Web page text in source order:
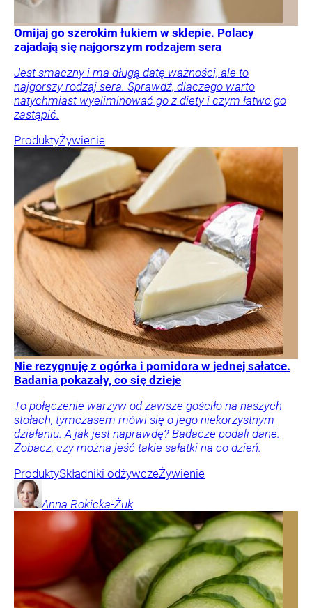
Omijaj go szerokim łukiem w sklepie. Polacy
zajadają się najgorszym rodzajem sera
Jest smaczny i ma długą datę ważności, ale to
najgorszy rodzaj sera. Sprawdź, dlaczego warto
natychmiast wyeliminować go z diety i czym łatwo go
zastąpić.
ProduktyŻywienie
Nie rezygnuję z ogórka i pomidora w jednej sałatce.
Badania pokazały, co się dzieje
To połączenie warzyw od zawsze gościło na naszych
stołach, tymczasem mówi się o jego niekorzystnym
działaniu. A jak jest naprawdę? Badacze podali dane.
Zobacz, czy można jeść takie sałatki na co dzień.
ProduktySkładniki odżywczeŻywienie
Anna Rokicka-Żuk